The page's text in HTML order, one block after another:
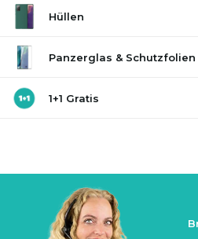
Hüllen
Panzerglas & Schutzfolien
1+1 Gratis